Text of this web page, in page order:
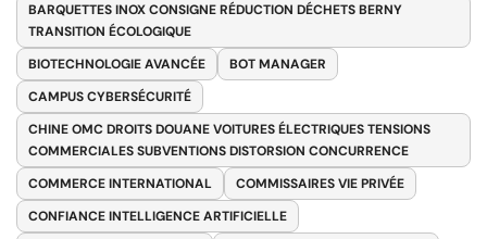
BARQUETTES INOX CONSIGNE RÉDUCTION DÉCHETS BERNY
TRANSITION ÉCOLOGIQUE
BIOTECHNOLOGIE AVANCÉE
BOT MANAGER
CAMPUS CYBERSÉCURITÉ
CHINE OMC DROITS DOUANE VOITURES ÉLECTRIQUES TENSIONS
COMMERCIALES SUBVENTIONS DISTORSION CONCURRENCE
COMMERCE INTERNATIONAL
COMMISSAIRES VIE PRIVÉE
CONFIANCE INTELLIGENCE ARTIFICIELLE